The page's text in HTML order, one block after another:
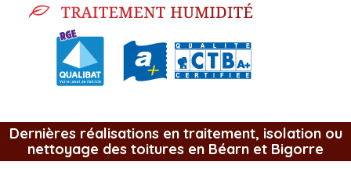
Dernières réalisations en traitement, isolation ou
nettoyage des toitures en Béarn et Bigorre